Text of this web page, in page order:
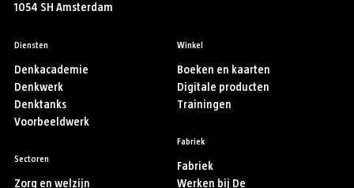
1054 SH Amsterdam
Diensten
Denkacademie
Denkwerk
Denktanks
Voorbeeldwerk
Sectoren
Zorg en welzijn
Winkel
Boeken en kaarten
Digitale producten
Trainingen
Fabriek
Fabriek
Werken bij De